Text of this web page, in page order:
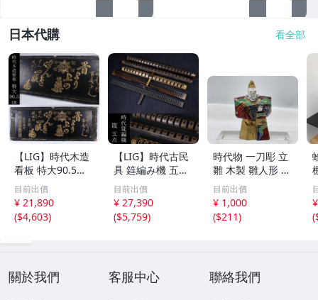
日本代購 看全部
【LIG】時代木造
看板 特大90.5㎝
金彩 本舗 高田徳
左衛門 古美術品
2606.676
目前出價
¥ 21,890
($4,603)
【LIG】時代古民
具 筵編み機 五点
むしろ編み 筬 お
さ 農具 古道具 26
04.458
目前出價
¥ 27,390
($5,759)
時代物 一刀彫 立
雛 木製 雛人形 木
彫彩色 小型 2.2×
3.5×H5.7cm ひな
祭り 郷土玩具 木
工芸 置物 木彫人
目前出價
¥ 1,000
($211)
(
關於我們 客服中心 聯絡我們